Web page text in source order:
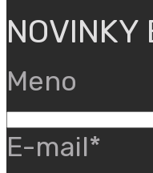
NOVINKY
Meno
E-mail*